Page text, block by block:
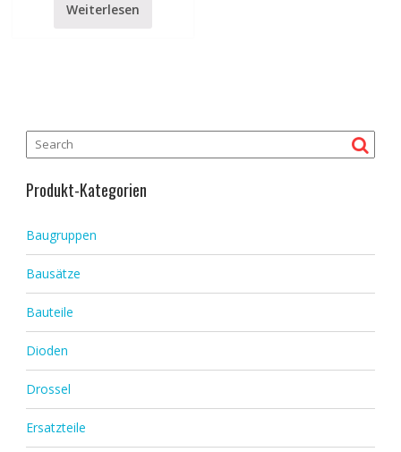
Weiterlesen
Produkt-Kategorien
Baugruppen
Bausätze
Bauteile
Dioden
Drossel
Ersatzteile